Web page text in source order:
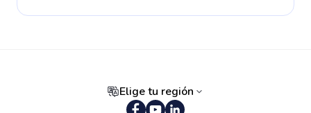
Elige tu región